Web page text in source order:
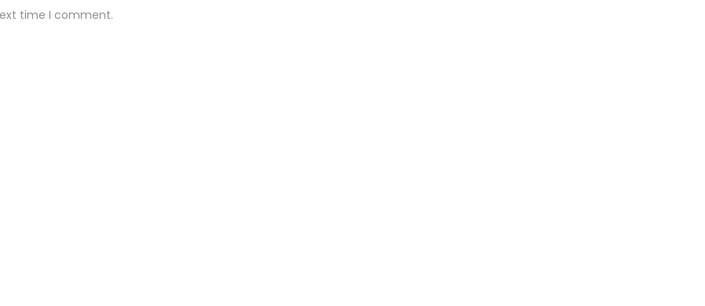
time I comment.